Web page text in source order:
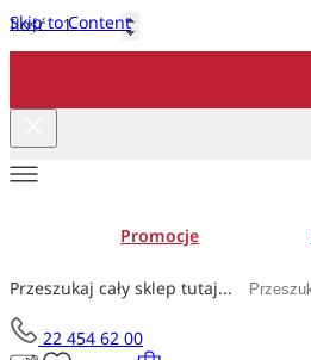
Skip to Content
Promocje
Przeszukaj cały sklep tutaj...
22 454 62 00
Ilość